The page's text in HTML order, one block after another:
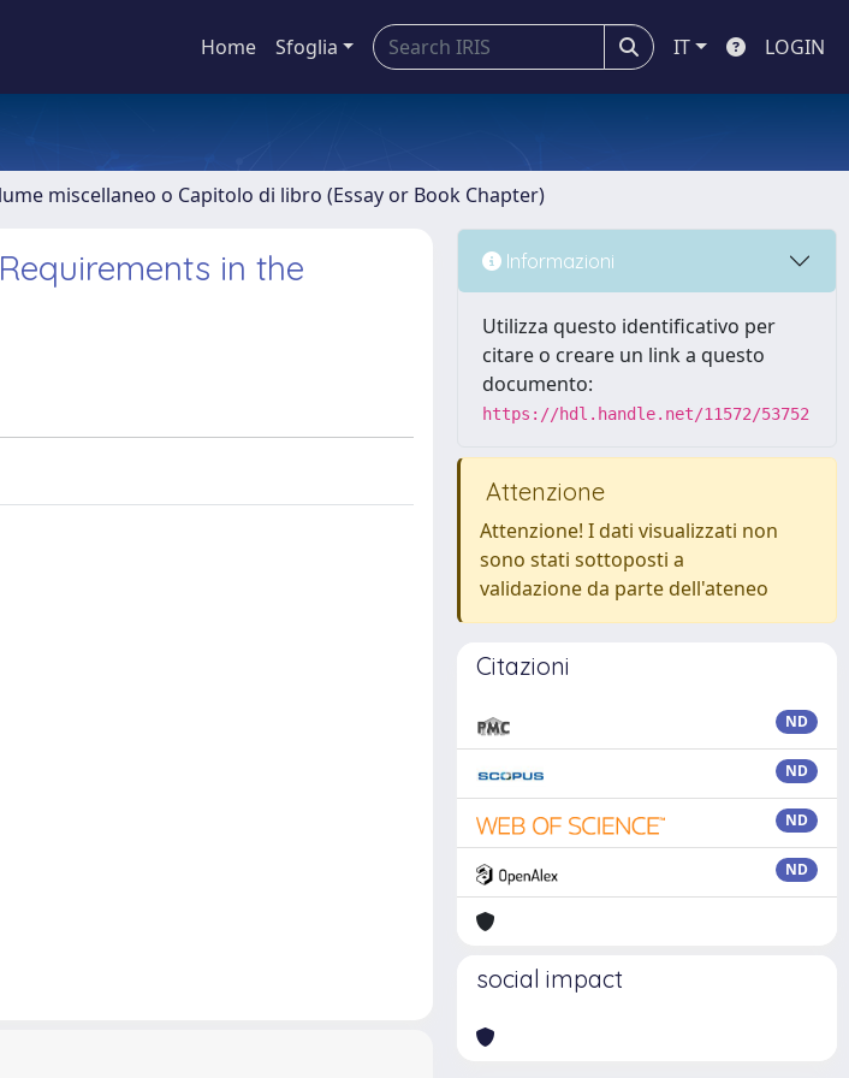
Home Sfoglia IT LOGIN
miscellaneo o Capitolo di libro (Essay or Book Chapter)
in the
Informazioni
Utilizza questo identificativo per
citare o creare un link a questo
documento:
https://hdl.handle.net/11572/53752
Attenzione
Attenzione! I dati visualizzati non
sono stati sottoposti a
validazione da parte dell'ateneo
Citazioni
ND
ND
ND
ND
social impact